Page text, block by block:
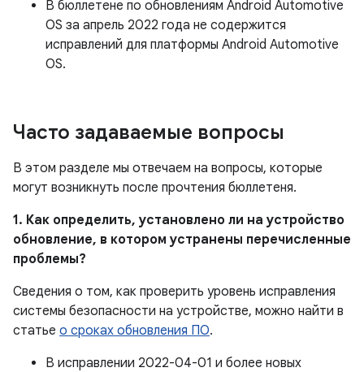
В бюллетене по обновлениям Android Automotive
OS за апрель 2022 года не содержится
исправлений для платформы Android Automotive
OS.
Часто задаваемые вопросы
В этом разделе мы отвечаем на вопросы, которые
могут возникнуть после прочтения бюллетеня.
1. Как определить, установлено ли на устройство
обновление, в котором устранены перечисленные
проблемы?
Сведения о том, как проверить уровень исправления
системы безопасности на устройстве, можно найти в
статье о сроках обновления ПО.
В исправлении 2022-04-01 и более новых